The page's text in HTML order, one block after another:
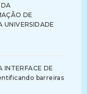
DE
UNIVERSIDADE
INTERFACE DE
barreiras